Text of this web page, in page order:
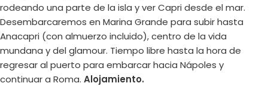
rodeando una parte de la isla y ver Capri desde el mar.
Desembarcaremos en Marina Grande para subir hasta
Anacapri (con almuerzo incluido), centro de la vida
mundana y del glamour. Tiempo libre hasta la hora de
regresar al puerto para embarcar hacia Nápoles y
continuar a Roma. Alojamiento.